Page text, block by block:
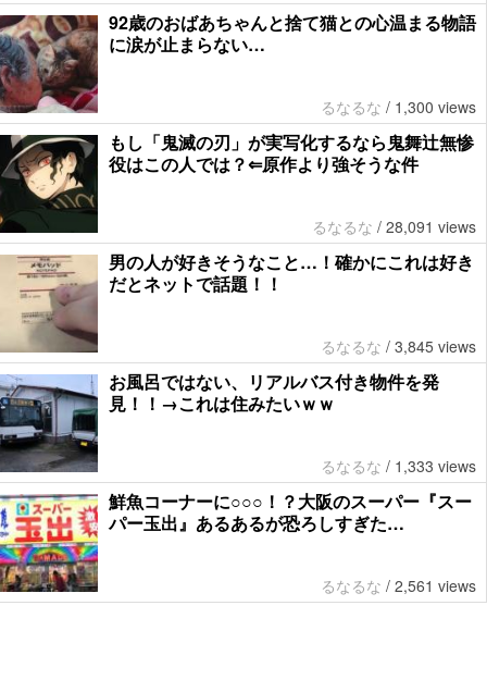
92歳のおばあちゃんと捨て猫との心温まる物語
に涙が止まらない…
るなるな / 1,300 views
もし「鬼滅の刃」が実写化するなら鬼舞辻無惨
役はこの人では？⇐原作より強そうな件
るなるな / 28,091 views
男の人が好きそうなこと…！確かにこれは好き
だとネットで話題！！
るなるな / 3,845 views
お風呂ではない、リアルバス付き物件を発
見！！→これは住みたいｗｗ
るなるな / 1,333 views
鮮魚コーナーに○○○！？大阪のスーパー『スー
パー玉出』あるあるが恐ろしすぎた…
るなるな / 2,561 views